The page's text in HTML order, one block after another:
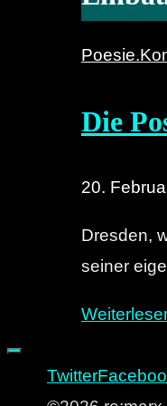
Poesie.
Die
20.
Dresden,
seiner
Twitter